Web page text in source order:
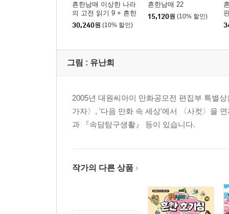
흔한남매 이상한 나라
의 고전 읽기 9 + 흔한
남매 22 세트
30,240원 (10% 할인)
흔한남매 22
15,120원 (10% 할인)
그림 : 유난희
2005년 대원씨아이 만화공모전 편집부 특별
가자〉, '다음 만화 속 세상'에서 〈사컷〉을
과 『속담탐구생활』 등이 있습니다.
작가의 다른 상품